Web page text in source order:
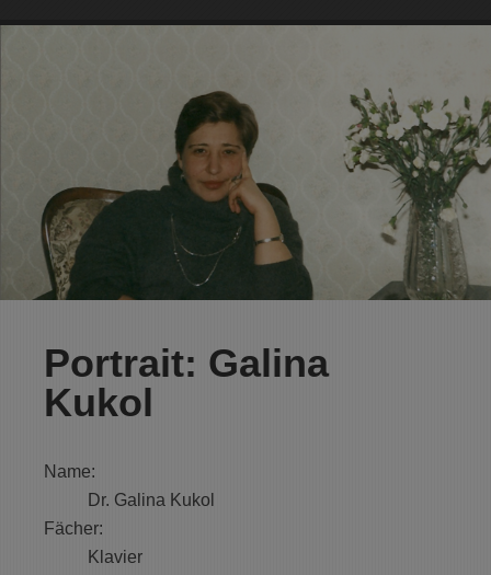
Portrait: Galina
Kukol
Name:
Dr. Galina Kukol
Fächer:
Klavier